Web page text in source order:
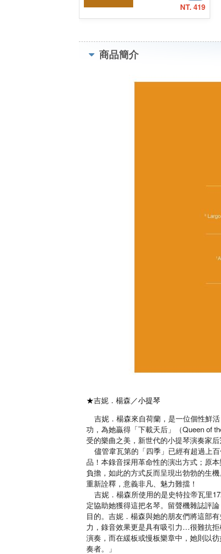
NT. 419
商品簡介
★吉妮．楊森／小提琴
吉妮．楊森來自荷蘭，是一位個性鮮
功，為她贏得「下載天后」（Queen of
受的樂曲之美，新世代的小提琴演奏家
儘管韋瓦第的「四季」已經有超過上
品！本錄音採用革命性的演出方式；原
負擔，如此的方式反而呈現出勃勃的生
重新詮釋，意義非凡、魅力難擋！
吉妮．楊森所使用的是史特拉帝瓦里
定協助她獲得這把名琴。留聲機雜誌評
目的。吉妮．楊森與她的朋友們將這部
力，錄音效果更是具有吸引力…很難抗
演奏，而在緩板或慢板樂章中，她則以
奏者。」